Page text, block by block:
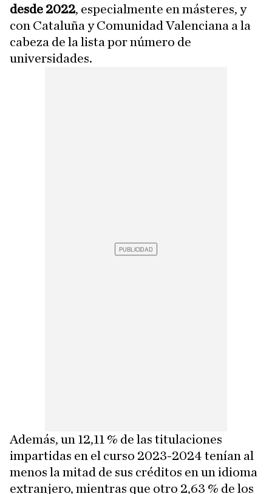
desde 2022, especialmente en másteres, y
con Cataluña y Comunidad Valenciana a la
cabeza de la lista por número de
universidades.
Además, un 12,11 % de las titulaciones
impartidas en el curso 2023-2024 tenían al
menos la mitad de sus créditos en un idioma
extranjero, mientras que otro 2,63 % de los